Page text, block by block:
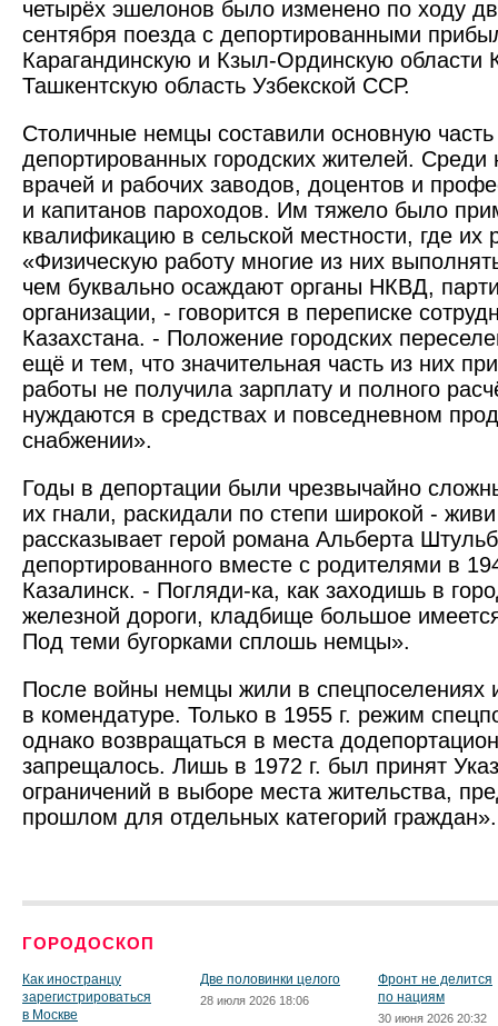
четырёх эшелонов было изменено по ходу
сентября поезда с депортированными
Карагандинскую и Кзыл-Ординскую области
Ташкентскую область Узбекской ССР.
Столичные немцы составили основную часть
депортированных городских жителей. Среди
врачей и рабочих заводов, доцентов и
и капитанов пароходов. Им тяжело было
квалификацию в сельской местности, где их
«Физическую работу многие из них
чем буквально осаждают органы НКВД,
организации, - говорится в переписке
Казахстана. - Положение городских
ещё и тем, что значительная часть из них
работы не получила зарплату и полного
нуждаются в средствах и повседневном
снабжении».
Годы в депортации были чрезвычайно
их гнали, раскидали по степи широкой -
рассказывает герой романа Альберта
депортированного вместе с родителями в
Казалинск. - Погляди-ка, как заходишь в
железной дороги, кладбище большое
Под теми бугорками сплошь немцы».
После войны немцы жили в спецпоселениях
в комендатуре. Только в 1955 г. режим
однако возвращаться в места
запрещалось. Лишь в 1972 г. был принят
ограничений в выборе места жительства,
прошлом для отдельных категорий граждан».
ГОРОДОСКОП
Как иностранцу
зарегистрироваться
в Москве
Две половинки целого
28 июля 2026 18:06
Фронт не делится
по нациям
30 июня 2026 20:32